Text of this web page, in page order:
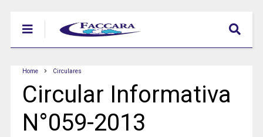
Home Circulares
Circular Informativa
N°059-2013